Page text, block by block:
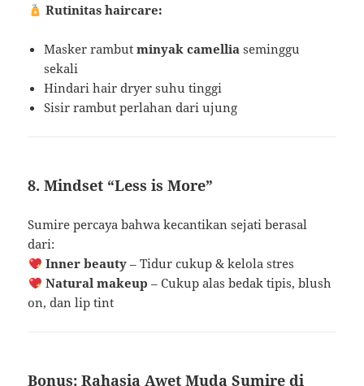
Rutinitas haircare:
Masker rambutminyak camellia seminggu
sekali
Hindari hair dryer suhu tinggi
Sisir rambut perlahan dari ujung
8. Mindset “Less is More”
Sumire percaya bahwa kecantikan sejati berasal
dari:
Inner beauty– Tidur cukup & kelola stres
Natural makeup – Cukup alas bedak tipis, blush
on, dan lip tint
Bonus: Rahasia Awet Muda Sumire di